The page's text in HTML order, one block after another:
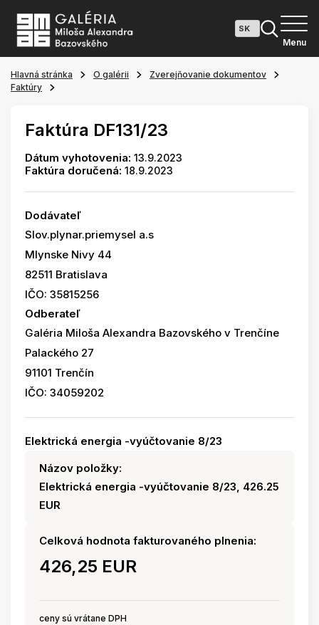
Menu
Hlavná stránka O galérii
Zverejňovanie dokumentov
Faktúry
Faktúra DF131/23
Dátum vyhotovenia: 13.9.2023
Faktúra doručená: 18.9.2023
Dodávateľ
Slov.plynar.priemysel a.s
Mlynske Nivy 44
82511 Bratislava
IČO: 35815256
Odberateľ
Galéria Miloša Alexandra Bazovského v Trenčíne
Palackého 27
91101 Trenčín
IČO: 34059202
Elektrická energia -vyúčtovanie 8/23
Názov položky:
Elektrická energia -vyúčtovanie 8/23, 426.25
EUR
Celková hodnota fakturovaného plnenia:
426,25 EUR
ceny sú vrátane DPH